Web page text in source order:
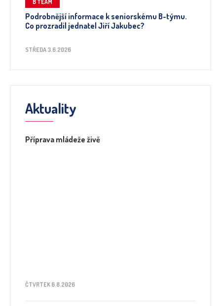
B TEAM
Podrobnější informace k seniorskému B-týmu.
Co prozradil jednatel Jiří Jakubec?
STŘEDA 3.6.2026
Aktuality
Příprava mládeže živě
ČTVRTEK 6.8.2026